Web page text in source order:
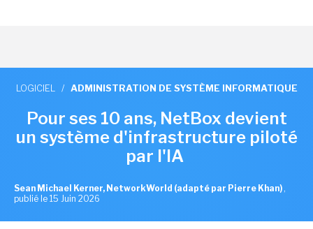
LOGICIEL / ADMINISTRATION DE SYSTÈME INFORMATIQUE
Pour ses 10 ans, NetBox devient
un système d'infrastructure piloté
par l'IA
Sean Michael Kerner, NetworkWorld (adapté par Pierre Khan) ,
publié le 15 Juin 2026